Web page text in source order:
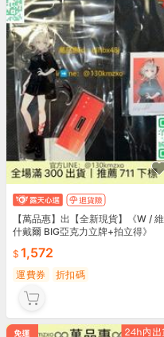
【萬品惠】出【全新現貨】《W / 維
什戴爾 BIG亞克力立牌+拍立得》
1,572
運費券 折扣碼